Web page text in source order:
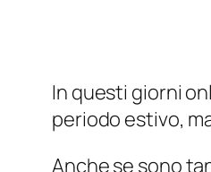
In questi giorni
periodo estivo,
Anche se sono